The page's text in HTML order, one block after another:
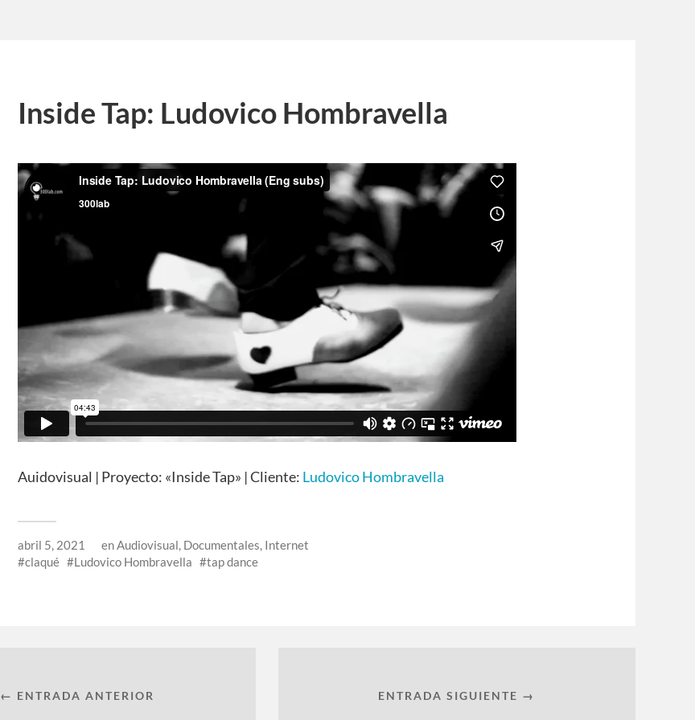
Inside Tap: Ludovico Hombravella
Auidovisual | Proyecto: «Inside Tap» | Cliente: Ludovico Hombravella
abril 5, 2021 enAudiovisual, Documentales, Internet
claqué
Ludovico Hombravella tap dance
← ENTRADA ANTERIOR ENTRADA SIGUIENTE →